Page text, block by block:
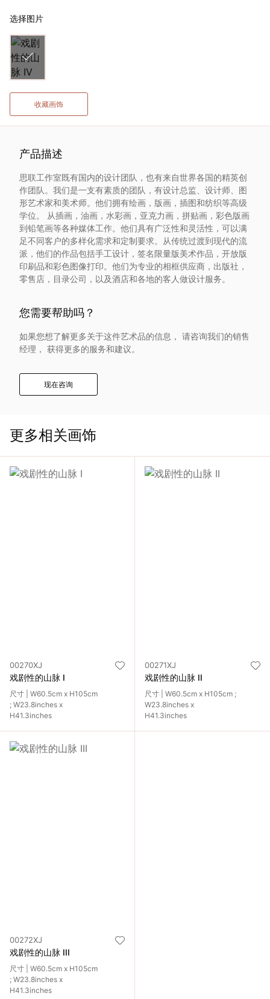
络
灵
感
入
我
们
系
我
言
选择图片
收藏画饰
产品描述
思联工作室既有国内的设计团队，也有来自世界各国的精英创
作团队。我们是一支有素质的团队，有设计总监、设计师、图
形艺术家和美术师。他们拥有绘画，版画，插图和纺织等高级
学位。 从插画，油画，水彩画，亚克力画，拼贴画，彩色版画
到铅笔画等各种媒体工作。他们具有广泛性和灵活性，可以满
足不同客户的多样化需求和定制要求。从传统过渡到现代的流
派，他们的作品包括手工设计，签名限量版美术作品，开放版
印刷品和彩色图像打印。他们为专业的相框供应商，出版社，
零售店，目录公司，以及酒店和各地的客人做设计服务。
您需要帮助吗？
如果您想了解更多关于这件艺术品的信息， 请咨询我们的销售
经理， 获得更多的服务和建议。
现在咨询
更多相关画饰
00270XJ
戏剧性的山脉 I
尺寸 | W60.5cm x H105cm
; W23.8inches x
H41.3inches
00271XJ
戏剧性的山脉 II
尺寸 | W60.5cm x H105cm ;
W23.8inches x
H41.3inches
00272XJ
戏剧性的山脉 III
尺寸 | W60.5cm x H105cm
; W23.8inches x
H41.3inches